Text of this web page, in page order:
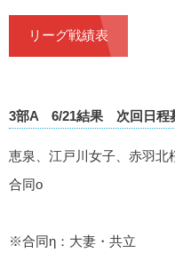
リーグ戦績表
3部A 6/21結果 次回日程
恵泉、江戸川女子、赤羽北
合同ο
※合同η：大妻・共立